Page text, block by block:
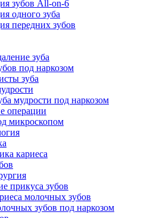
зубов All-on-6
одного зуба
передних зубов
зуба
под наркозом
зуба
мудрости под наркозом
операции
микроскопом
кариеса
прикуса зубов
молочных зубов
зубов под наркозом